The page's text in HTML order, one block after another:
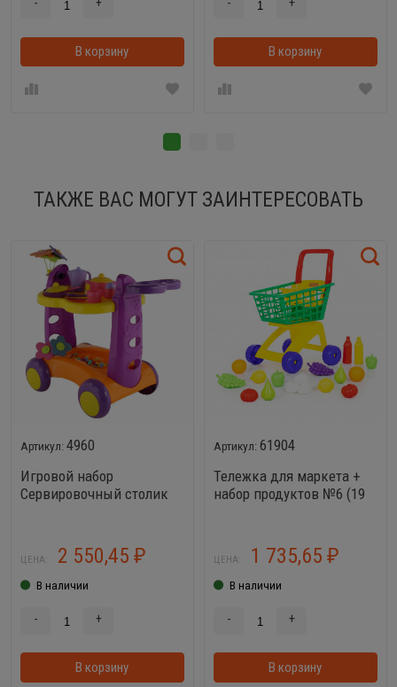
В корзину В корзинкеВ корзину
ТАКЖЕ ВАС МОГУТ ЗАИНТЕРЕСОВАТЬ
4960
Игровой набор
Сервировочный столик
ЦЕНА: 2 550,45 ₽
В наличии
- +
В корзину В корзинке
61904
Тележка для маркета +
набор продуктов №6 (19
ЦЕНА: 1 735,65 ₽
В наличии
- +
В корзину